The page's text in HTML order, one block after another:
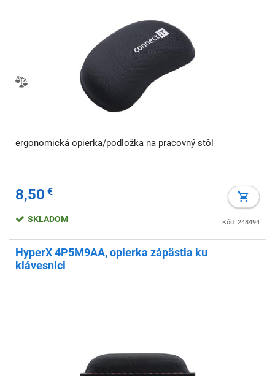
ergonomická opierka/podložka na pracovný stôl
8,50 €
Kód: 248494
SKLADOM
HyperX 4P5M9AA, opierka zápästia ku
klávesnici